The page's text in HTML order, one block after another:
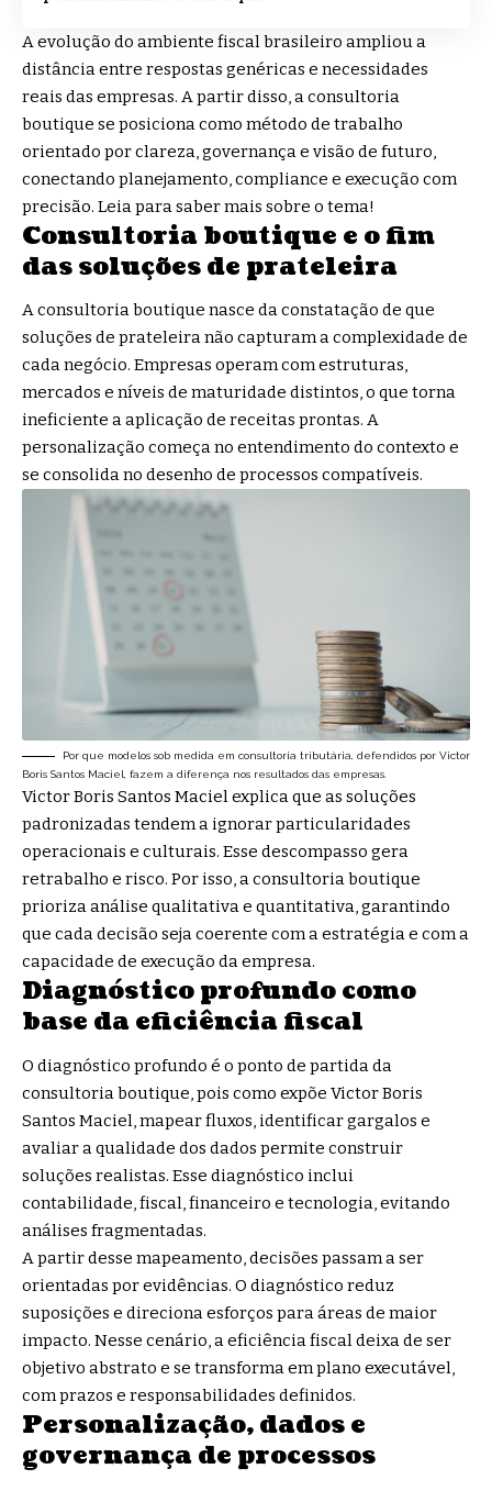
A evolução do ambiente fiscal brasileiro ampliou a
distância entre respostas genéricas e necessidades
reais das empresas. A partir disso, a consultoria
boutique se posiciona como método de trabalho
orientado por clareza, governança e visão de futuro,
conectando planejamento, compliance e execução com
precisão. Leia para saber mais sobre o tema!
Consultoria boutique e o fim
das soluções de prateleira
A consultoria boutique nasce da constatação de que
soluções de prateleira não capturam a complexidade de
cada negócio. Empresas operam com estruturas,
mercados e níveis de maturidade distintos, o que torna
ineficiente a aplicação de receitas prontas. A
personalização começa no entendimento do contexto e
se consolida no desenho de processos compatíveis.
Por que modelos sob medida em consultoria tributária, defendidos por Victor
Boris Santos Maciel, fazem a diferença nos resultados das empresas.
Victor Boris Santos Maciel explica que as soluções
padronizadas tendem a ignorar particularidades
operacionais e culturais. Esse descompasso gera
retrabalho e risco. Por isso, a consultoria boutique
prioriza análise qualitativa e quantitativa, garantindo
que cada decisão seja coerente com a estratégia e com a
capacidade de execução da empresa.
Diagnóstico profundo como
base da eficiência fiscal
O diagnóstico profundo é o ponto de partida da
consultoria boutique, pois como expõe Victor Boris
Santos Maciel, mapear fluxos, identificar gargalos e
avaliar a qualidade dos dados permite construir
soluções realistas. Esse diagnóstico inclui
contabilidade, fiscal, financeiro e tecnologia, evitando
análises fragmentadas.
A partir desse mapeamento, decisões passam a ser
orientadas por evidências. O diagnóstico reduz
suposições e direciona esforços para áreas de maior
impacto. Nesse cenário, a eficiência fiscal deixa de ser
objetivo abstrato e se transforma em plano executável,
com prazos e responsabilidades definidos.
Personalização, dados e
governança de processos